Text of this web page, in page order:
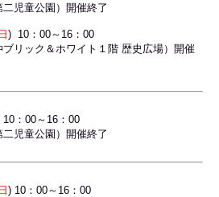
二児童公園）開催終了
日 ) 10：00～16：00
ブリック＆ホワイト１階 歴史広場）開催
10：00～16：00
二児童公園）開催終了
日 ) 10：00～16：00